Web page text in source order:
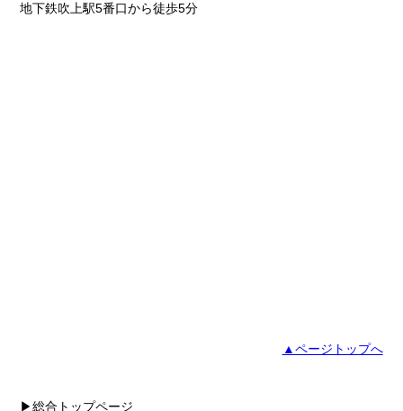
地下鉄吹上駅5番口から徒歩5分
▲ページトップへ
▶総合トップページ